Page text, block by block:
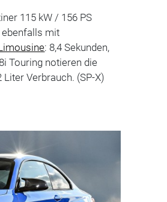
115 kW / 156 PS
mit
: 8,4 Sekunden,
Touring notieren die
Liter Verbrauch. (SP-X)